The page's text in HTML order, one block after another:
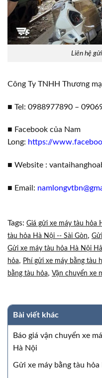
Liên hệ
Công Ty TNHH Thương
■ Tel: 0988977890 –
■ Facebook của Nam
Long: https://
■ Website :
■ Email:
Tags: Giá gửi xe máy tàu hỏa
tàu hỏa Hà Nội -- Sài Gòn,
Gửi xe máy tàu hỏa Hà Nội
hỏa, Phí gửi xe máy bằng tàu
bằng tàu hỏa, Vận chuyển xe
Bài viết khác
Báo giá vận chuyển xe
Hà Nội
Gửi xe máy bằng tàu